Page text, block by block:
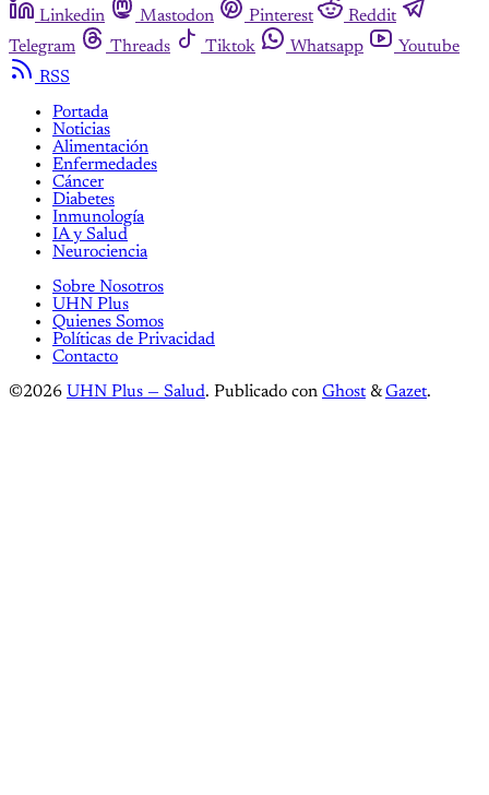
Linkedin
Mastodon Pinterest
Reddit
Telegram
Threads Tiktok Whatsapp
Youtube
RSS
Portada
Noticias
Alimentación
Enfermedades
Cáncer
Diabetes
Inmunología
IA y Salud
Neurociencia
Sobre Nosotros
UHN Plus
Quienes Somos
Políticas de Privacidad
Contacto
©2026 UHN Plus — Salud. Publicado con Ghost &Gazet.